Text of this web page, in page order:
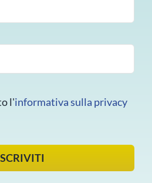
l'informativa sulla privacy